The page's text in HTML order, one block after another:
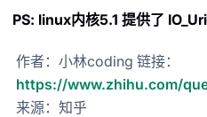
PS: linux内核5.1 提供了
作者：小林coding 链接：
https://www.zhihu.com/
来源：知乎